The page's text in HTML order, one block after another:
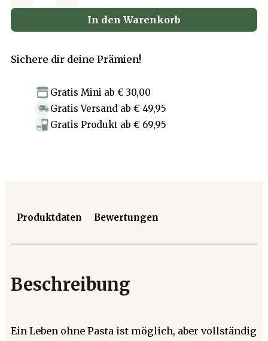
In den Warenkorb
Sichere dir deine Prämien!
Gratis Mini ab € 30,00
Gratis Versand ab € 49,95
Gratis Produkt ab € 69,95
Produktdaten Bewertungen
Beschreibung
Ein Leben ohne Pasta ist möglich, aber vollständig